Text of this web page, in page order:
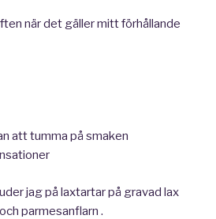
när det gäller mitt förhållande
att tumma på smaken
jag på laxtartar på gravad lax
parmesanflarn .